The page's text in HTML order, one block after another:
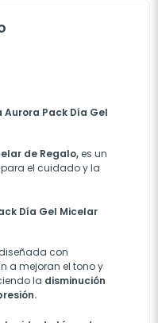
Aurora Pack Día Gel
de Regalo,es un
el cuidado y la
Día Gel Micelar
con
a mejoran el tono y
la disminución